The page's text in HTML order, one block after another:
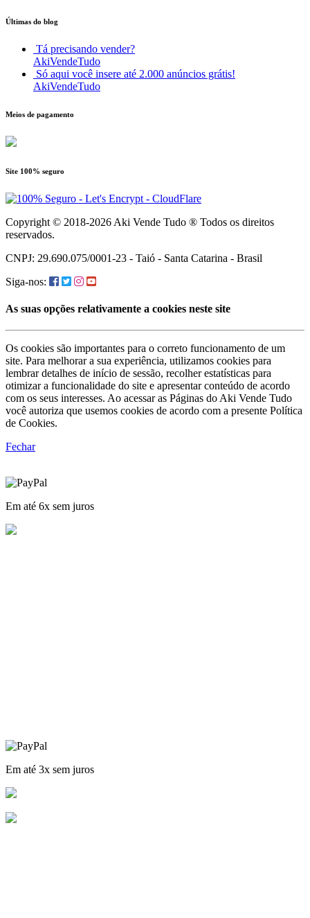
Últimas do blog
Tá precisando vender?
AkiVendeTudo
Só aqui você insere até 2.000 anúncios grátis!
AkiVendeTudo
Meios de pagamento
Site 100% seguro
Copyright © 2018-2026 Aki Vende Tudo ® Todos os direitos
reservados.
CNPJ: 29.690.075/0001-23 - Taió - Santa Catarina - Brasil
Siga-nos:
As suas opções relativamente a cookies neste site
Os cookies são importantes para o correto funcionamento de um
site. Para melhorar a sua experiência, utilizamos cookies para
lembrar detalhes de início de sessão, recolher estatísticas para
otimizar a funcionalidade do site e apresentar conteúdo de acordo
com os seus interesses. Ao acessar as Páginas do Aki Vende Tudo
você autoriza que usemos cookies de acordo com a presente Política
de Cookies.
Fechar
Em até 6x sem juros
Em até 3x sem juros